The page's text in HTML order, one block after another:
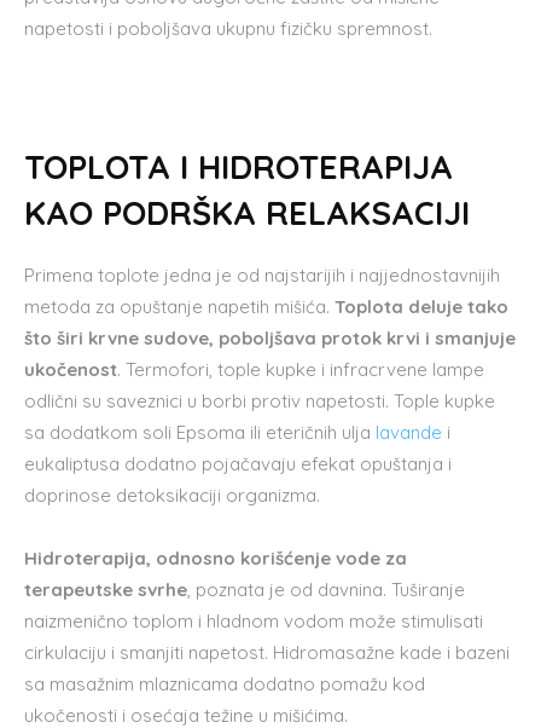
napetosti i poboljšava ukupnu fizičku spremnost.
TOPLOTA I HIDROTERAPIJA
KAO PODRŠKA RELAKSACIJI
Primena toplote jedna je od najstarijih i najjednostavnijih
metoda za opuštanje napetih mišića. Toplota deluje tako
što širi krvne sudove, poboljšava protok krvi i smanjuje
ukočenost. Termofori, tople kupke i infracrvene lampe
odlični su saveznici u borbi protiv napetosti. Tople kupke
sa dodatkom soli Epsoma ili eteričnih ulja lavande i
eukaliptusa dodatno pojačavaju efekat opuštanja i
doprinose detoksikaciji organizma.
Hidroterapija, odnosno korišćenje vode za
terapeutske svrhe, poznata je od davnina. Tuširanje
naizmenično toplom i hladnom vodom može stimulisati
cirkulaciju i smanjiti napetost. Hidromasažne kade i bazeni
sa masažnim mlaznicama dodatno pomažu kod
ukočenosti i osećaja težine u mišićima.